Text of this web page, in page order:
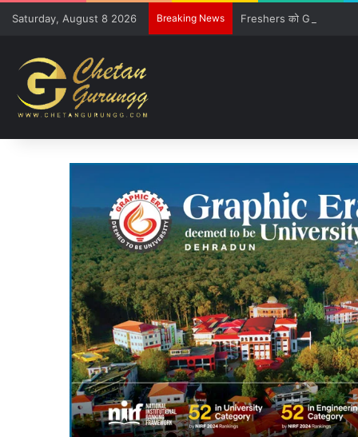
Saturday, August 8 2026 Breaking News Freshers को GE विवि की